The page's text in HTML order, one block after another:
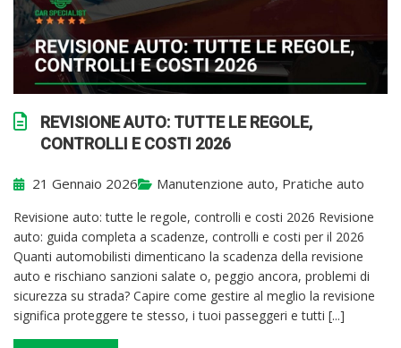
REVISIONE AUTO: TUTTE LE REGOLE,
CONTROLLI E COSTI 2026
21 Gennaio 2026 Manutenzione auto, Pratiche auto
Revisione auto: tutte le regole, controlli e costi 2026 Revisione
auto: guida completa a scadenze, controlli e costi per il 2026
Quanti automobilisti dimenticano la scadenza della revisione
auto e rischiano sanzioni salate o, peggio ancora, problemi di
sicurezza su strada? Capire come gestire al meglio la revisione
significa proteggere te stesso, i tuoi passeggeri e tutti [...]